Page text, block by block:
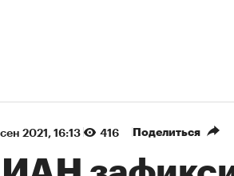
2021, 16:13 416 Поделиться